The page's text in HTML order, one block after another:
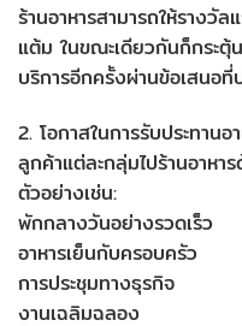
ร้านอาหารสามารถให้รางวั
แต้ม ในขณะเดียวกันก็กระตุ้
บริการอีกครั้งผ่านข้อเสนอที่
2. โอกาสในการรับประทานอ
ลูกค้าแต่ละกลุ่มไปร้านอาห
ตัวอย่างเช่น:
พักกลางวันอย่างรวดเร็ว
อาหารเย็นกับครอบครัว
การประชุมทางธุรกิจ
งานเฉลิมฉลอง